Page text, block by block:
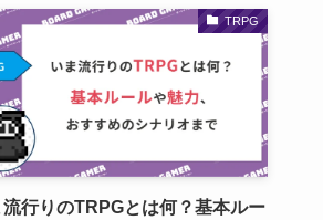
TRPG
流行りのTRPGとは何？基本ルー